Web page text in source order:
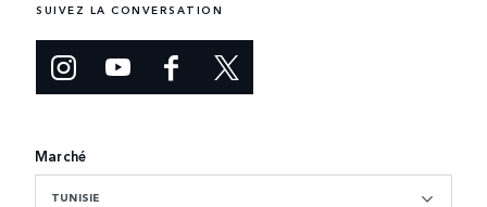
SUIVEZ LA CONVERSATION
Marché
TUNISIE